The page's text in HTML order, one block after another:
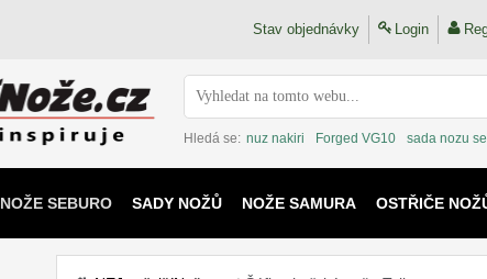
Stav objednávky Login
Hledá se: nuz nakiri Forged VG10 sada nozu
NOŽE SEBURO SADY NOŽŮ NOŽE SAMURA OSTŘIČE